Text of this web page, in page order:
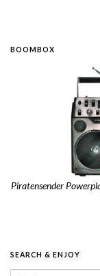
BOOMBOX
Piratensender
SEARCH & ENJOY